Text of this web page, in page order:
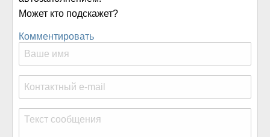
Может кто подскажет?
Комментировать